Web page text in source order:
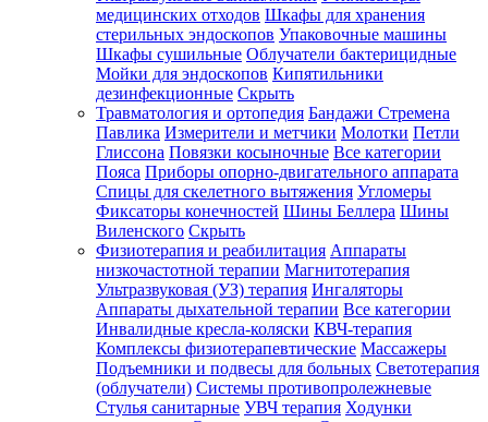
медицинских отходов Шкафы для хранения
стерильных эндоскопов Упаковочные машины
Шкафы сушильные Облучатели бактерицидные
Мойки для эндоскопов Кипятильники
дезинфекционные Скрыть
Травматология и ортопедия Бандажи Стремена
Павлика Измерители и метчики Молотки Петли
Глиссона Повязки косыночные Все категории
Пояса Приборы опорно-двигательного аппарата
Спицы для скелетного вытяжения Угломеры
Фиксаторы конечностей Шины Беллера Шины
Виленского Скрыть
Физиотерапия и реабилитация Аппараты
низкочастотной терапии Магнитотерапия
Ультразвуковая (УЗ) терапия Ингаляторы
Аппараты дыхательной терапии Все категории
Инвалидные кресла-коляски КВЧ-терапия
Комплексы физиотерапевтические Массажеры
Подъемники и подвесы для больных Светотерапия
(облучатели) Системы противопролежневые
Стулья санитарные УВЧ терапия Ходунки